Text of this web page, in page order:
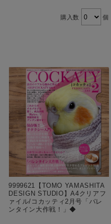
購入数 個
9999621【TOMO YAMASHITA
DESIGN STUDIO】A4クリアフ
ァイル/コカッティ2月号「バレ
ンタイン大作戦！」◆